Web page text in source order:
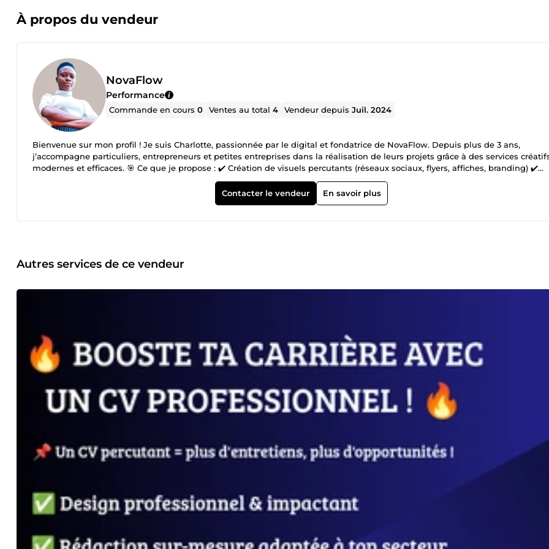
À propos du vendeur
NovaFlow
Performance
Commande en cours0 Ventes au total4 Vendeur depuisJuil. 2024
Bienvenue sur mon profil ! Je suis Charlotte, passionnée par le digital et fondatrice de NovaFlow. Depuis plus de 3 ans,
j’accompagne particuliers, entrepreneurs et petites entreprises dans la réalisation de leurs projets grâce à des services
modernes et efficaces. 🎯 Ce que je propose : ✔️ Création de visuels percutants (réseaux sociaux, flyers, affiches, branding) ✔️
Présentations Canva professionnelles ✔️ Design graphique &amp; communication visuelle ✔️ Accompagnement digital sur
Chaque projet est conçu avec rigueur, écoute et passion, pour des résultats à la hauteur de vos ambitions. 📩 Discutons de vos
idées et propulsons ensemble votre projet vers le succès !
Contacter le vendeur En savoir plus
Autres services de ce vendeur